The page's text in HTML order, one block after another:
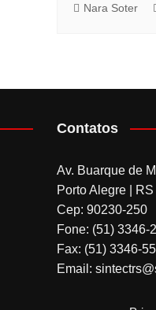
Nara Soter
Contatos
Av. Buarque de
Porto Alegre | RS
Cep: 90230-250
Fone: (51) 3346-
Fax: (51) 3346-
Email: